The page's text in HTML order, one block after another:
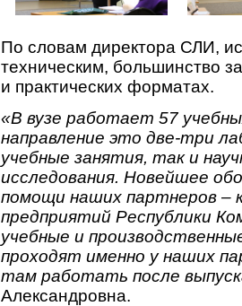
По словам директора СЛИ,
техническим, большинство
и практических форматах.
«В вузе работает 57
направление это две-три
учебные занятия, так и
исследования. Новейшее
помощи наших партнеров –
предприятий Республики
учебные и
проходят именно у наших
там работать после
Александровна.